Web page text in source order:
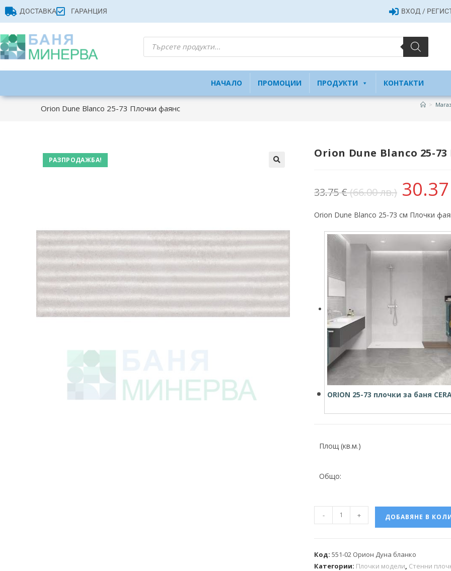
ДОСТАВКА ГАРАНЦИЯ ВХОД /
НАЧАЛО ПРОМОЦИИ ПРОДУКТИ КОНТАКТИ
Orion Dune Blanco 25-73 Плочки фаянс >
РАЗПРОДАЖБА! Orion Dune Blanco 25-
33.75€(66.00 лв.) 30.37
Orion Dune Blanco 25-73 см Плочки
ORION 25-73 плочки за баня
Площ (кв.м.)
Общо:
- + ДОБАВЯНЕ В
Код: 551-02 Орион Дуна бланко
Категории: Плочки модели, Стенни